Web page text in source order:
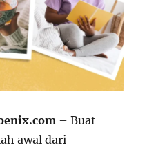
– Buat
awal dari